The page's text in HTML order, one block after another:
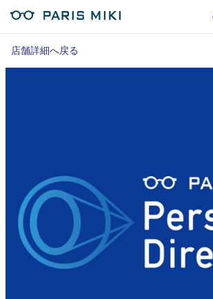
マイページ
店舗を探す
店舗検索/来店予約
商品を探す
店舗詳細へ戻る